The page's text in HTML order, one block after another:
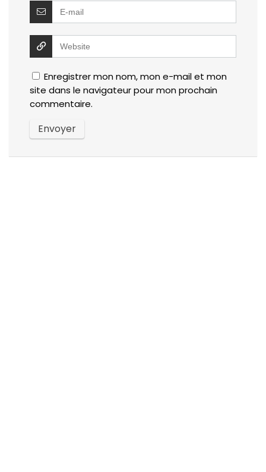
Enregistrer mon nom, mon e-mail et mon
site dans le navigateur pour mon prochain
commentaire.